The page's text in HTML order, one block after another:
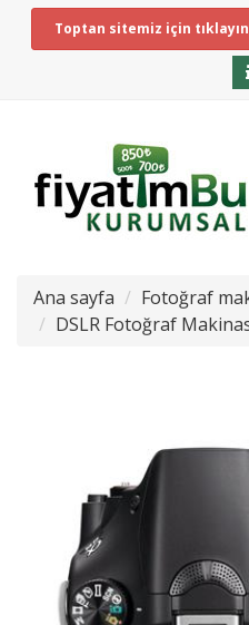
Toptan sitemiz için tıklayın
Ana sayfa
Fotoğraf
DSLR Fotoğraf